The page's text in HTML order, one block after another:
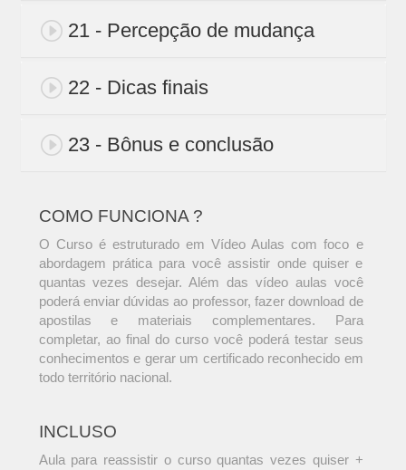
21 - Percepção de mudança
22 - Dicas finais
23 - Bônus e conclusão
COMO FUNCIONA ?
O Curso é estruturado em Vídeo Aulas com foco e
abordagem prática para você assistir onde quiser e
quantas vezes desejar. Além das vídeo aulas você
poderá enviar dúvidas ao professor, fazer download de
apostilas e materiais complementares. Para
completar, ao final do curso você poderá testar seus
conhecimentos e gerar um certificado reconhecido em
todo território nacional.
INCLUSO
Aula para reassistir o curso quantas vezes quiser +